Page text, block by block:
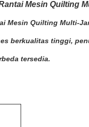
Mesin Quilting
Mesin Quilting Multi-
berkualitas tinggi,
tersedia.